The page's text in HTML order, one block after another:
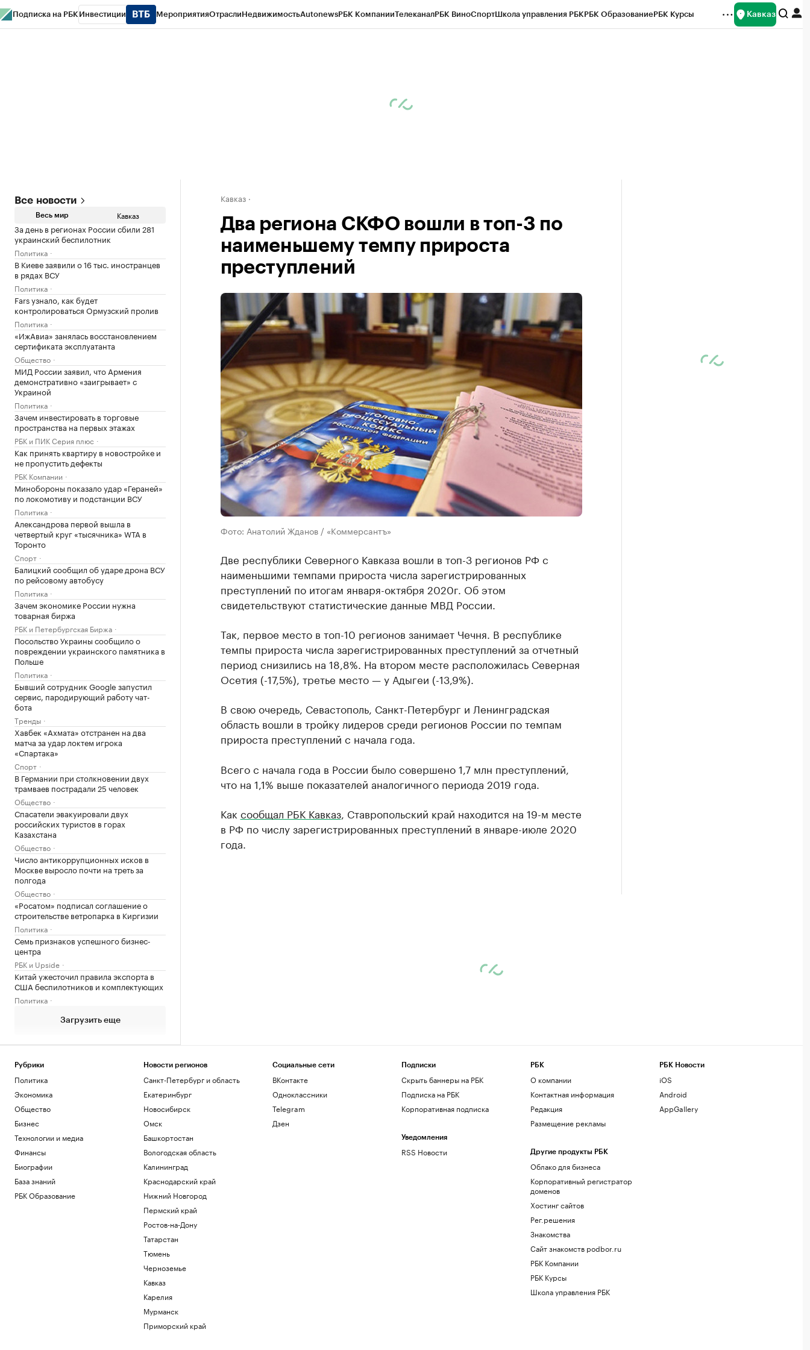
Подписка на РБК Инвестиции МероприятияОтраслиНедвижимостьAutonewsРБК КомпанииТелеканалРБК ВиноСпортШкола управления РБКРБК ОбразованиеРБК Курсы Кавказ
Все новости
Весь мир Кавказ
За день в регионах России сбили 281
украинский беспилотник
Политика
В Киеве заявили о 16 тыс. иностранцев
в рядах ВСУ
Политика
Fars узнало, как будет
контролироваться Ормузский пролив
Политика
«ИжАвиа» занялась восстановлением
сертификата эксплуатанта
Общество
МИД России заявил, что Армения
демонстративно «заигрывает» с
Украиной
Политика
Зачем инвестировать в торговые
пространства на первых этажах
РБК и ПИК Серия плюс
Как принять квартиру в новостройке и
не пропустить дефекты
РБК Компании
Минобороны показало удар «Гераней»
по локомотиву и подстанции ВСУ
Политика
Александрова первой вышла в
четвертый круг «тысячника» WTA в
Торонто
Спорт
Балицкий сообщил об ударе дрона ВСУ
по рейсовому автобусу
Политика
Зачем экономике России нужна
товарная биржа
РБК и Петербургская Биржа
Посольство Украины сообщило о
повреждении украинского памятника в
Польше
Политика
Бывший сотрудник Google запустил
сервис, пародирующий работу чат-
бота
Тренды
Хавбек «Ахмата» отстранен на два
матча за удар локтем игрока
«Спартака»
Спорт
В Германии при столкновении двух
трамваев пострадали 25 человек
Общество
Спасатели эвакуировали двух
российских туристов в горах
Казахстана
Общество
Число антикоррупционных исков в
Москве выросло почти на треть за
полгода
Общество
«Росатом» подписал соглашение о
строительстве ветропарка в Киргизии
Политика
Семь признаков успешного бизнес-
центра
РБК и Upside
Китай ужесточил правила экспорта в
США беспилотников и комплектующих
Политика
Загрузить еще
Кавказ
Два региона СКФО вошли в топ-3 по
наименьшему темпу прироста
преступлений
Фото: Анатолий Жданов / «Коммерсантъ»
Две республики Северного Кавказа вошли в топ-3 регионов РФ с
наименьшими темпами прироста числа зарегистрированных
преступлений по итогам января-октября 2020г. Об этом
свидетельствуют статистические данные МВД России.
Так, первое место в топ-10 регионов занимает Чечня. В республике
темпы прироста числа зарегистрированных преступлений за отчетный
период снизились на 18,8%. На втором месте расположилась Северная
Осетия (-17,5%), третье место — у Адыгеи (-13,9%).
В свою очередь, Севастополь, Санкт-Петербург и Ленинградская
область вошли в тройку лидеров среди регионов России по темпам
прироста преступлений с начала года.
Всего с начала года в России было совершено 1,7 млн преступлений,
что на 1,1% выше показателей аналогичного периода 2019 года.
Как сообщал РБК Кавказ, Ставропольский край находится на 19-м месте
в РФ по числу зарегистрированных преступлений в январе-июле 2020
года.
Рубрики
Политика
Экономика
Общество
Бизнес
Технологии и медиа
Финансы
Биографии
База знаний
РБК Образование
Новости регионов
Санкт-Петербург и область
Екатеринбург
Новосибирск
Омск
Башкортостан
Вологодская область
Калининград
Краснодарский край
Нижний Новгород
Пермский край
Ростов-на-Дону
Татарстан
Тюмень
Черноземье
Кавказ
Карелия
Мурманск
Приморский край
Социальные сети
ВКонтакте
Одноклассники
Telegram
Дзен
Подписки
Скрыть баннеры на РБК
Подписка на РБК
Корпоративная подписка
Уведомления
RSS Новости
РБК
О компании
Контактная информация
Редакция
Размещение рекламы
Другие продукты РБК
Облако для бизнеса
Корпоративный регистратор
доменов
Хостинг сайтов
Рег.решения
Знакомства
Сайт знакомств podbor.ru
РБК Компании
РБК Курсы
Школа управления РБК
РБК Новости
iOS
Android
AppGallery